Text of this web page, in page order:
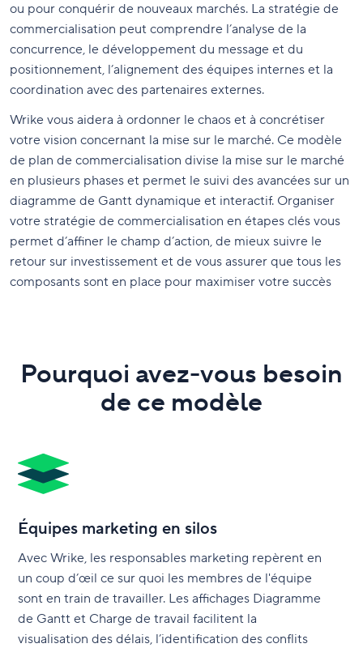
ou pour conquérir de nouveaux marchés. La stratégie de
commercialisation peut comprendre l’analyse de la
concurrence, le développement du message et du
positionnement, l’alignement des équipes internes et la
coordination avec des partenaires externes.
Wrike vous aidera à ordonner le chaos et à concrétiser
votre vision concernant la mise sur le marché. Ce modèle
de plan de commercialisation divise la mise sur le marché
en plusieurs phases et permet le suivi des avancées sur un
diagramme de Gantt dynamique et interactif. Organiser
votre stratégie de commercialisation en étapes clés vous
permet d’affiner le champ d’action, de mieux suivre le
retour sur investissement et de vous assurer que tous les
composants sont en place pour maximiser votre succès
Pourquoi avez-vous besoin
de ce modèle
Équipes marketing en silos
Avec Wrike, les responsables marketing repèrent en
un coup d’œil ce sur quoi les membres de l'équipe
sont en train de travailler. Les affichages Diagramme
de Gantt et Charge de travail facilitent la
visualisation des délais, l’identification des conflits